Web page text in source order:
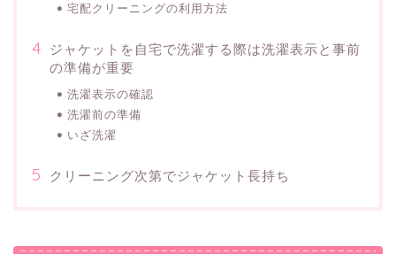
宅配クリーニングの利用方法
ジャケットを自宅で洗濯する際は洗濯表示と事前
の準備が重要
洗濯表示の確認
洗濯前の準備
いざ洗濯
クリーニング次第でジャケット長持ち